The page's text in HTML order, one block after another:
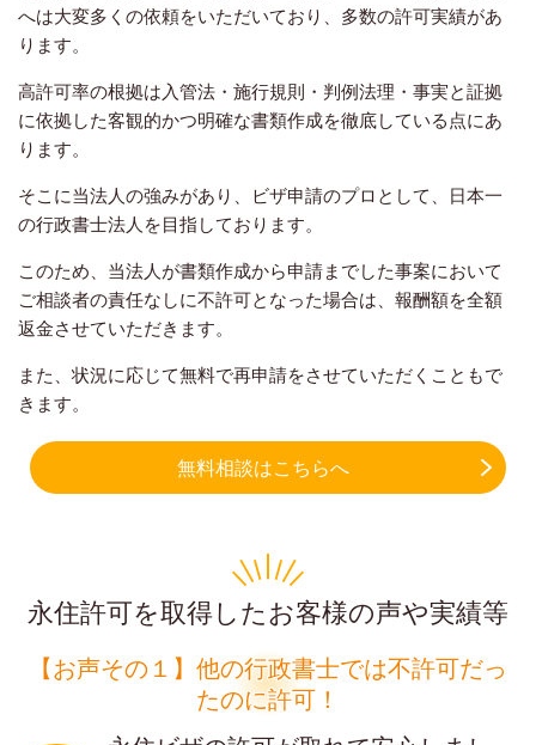
へは大変多くの依頼をいただいており、多数の許可実績があ
ります。
高許可率の根拠は入管法・施行規則・判例法理・事実と証拠
に依拠した客観的かつ明確な書類作成を徹底している点にあ
ります。
そこに当法人の強みがあり、ビザ申請のプロとして、日本一
の行政書士法人を目指しております。
このため、当法人が書類作成から申請までした事案において
ご相談者の責任なしに不許可となった場合は、報酬額を全額
返金させていただきます。
また、状況に応じて無料で再申請をさせていただくこともで
きます。
無料相談はこちらへ
永住許可を取得したお客様の声や実績等
【お声その１】他の行政書士では不許可だっ
たのに許可！